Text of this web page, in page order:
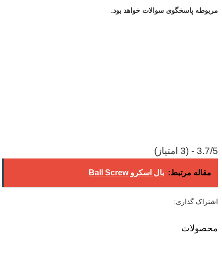
مربوطه پاسخگوی سوالات خواهد بود.
3.7/5 - (3 امتیاز)
مقاله مرتبط: بال اسکرو Ball Screw
اشتراک گذاری:
محصولات